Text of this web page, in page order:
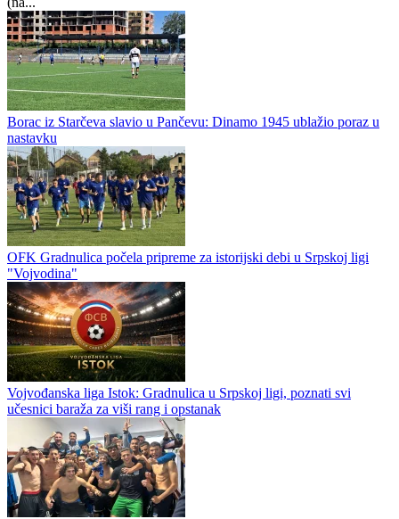
Borac iz Starčeva slavio u Pančevu: Dinamo 1945 ublažio poraz u
nastavku
OFK Gradnulica počela pripreme za istorijski debi u Srpskoj ligi
"Vojvodina"
Vojvođanska liga Istok: Gradnulica u Srpskoj ligi, poznati svi
učesnici baraža za viši rang i opstanak